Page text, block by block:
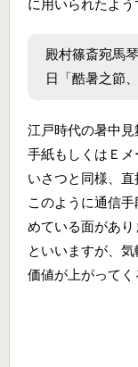
に用いられたよう
殿村篠斎宛馬
日「酷暑之節
江戸時代の暑中
手紙もしくはＥ
いさつと同様、直
このように通信
めている面があり
といいますが、
価値が上がってく